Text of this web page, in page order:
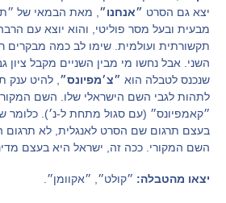
יצא גם הסרט ״אנחנו״ , מאת הבמאי של
מבעית ובעל מסר פוליטי, והוא יוצא עם
תקשורתית ועולמית. שימו לב כמה
השני. אבל נחשו מי מבין השניים מקבל ציון
שנכנס לטבלה הוא ״צ׳מפיונס״ , להיט ענק
לתהות לגבי השם הישראלי שלו. השם
״קאמפיונס״ (עם סגול מתחת ל-נ׳). כלומר
בעצם תרגום שם הסרט לאנגלית, לא
השם המקורי. ככה זה, ישראל היא בעצם
יצאו מהטבלה: ״קולט״, ״אקוומן״.